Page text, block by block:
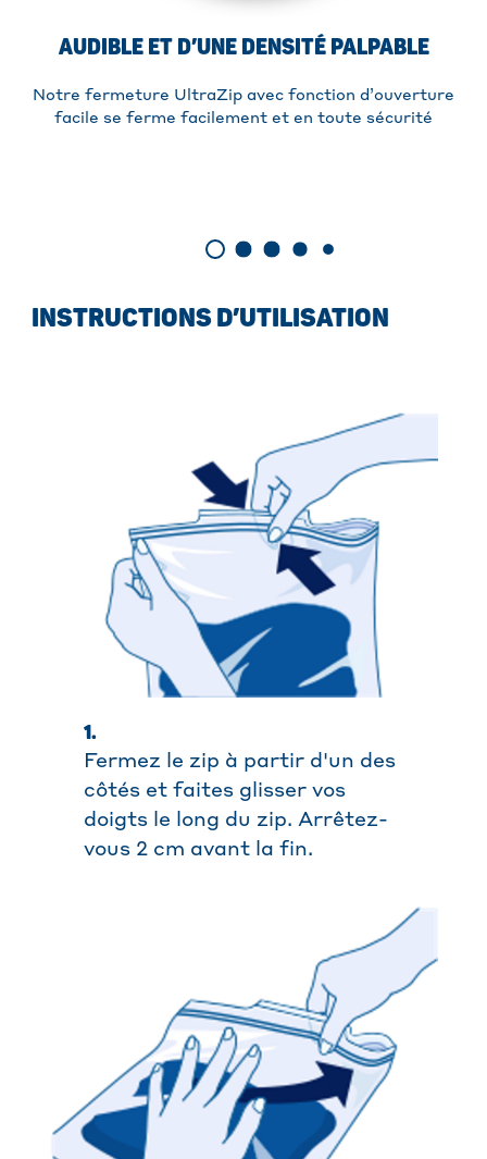
AUDIBLE ET D’UNE DENSITÉ PALPABLE
Notre fermeture UltraZip avec fonction d’ouverture
facile se ferme facilement et en toute sécurité
INSTRUCTIONS D’UTILISATION
1.
Fermez le zip à partir d'un des
côtés et faites glisser vos
doigts le long du zip. Arrêtez-
vous 2 cm avant la fin.